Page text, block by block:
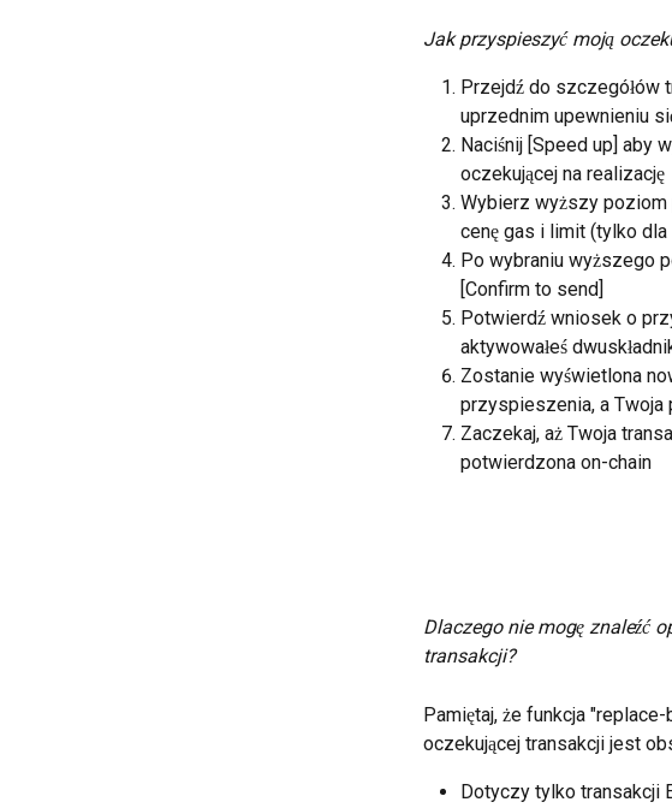
Jak przyspieszyć moją
Przejdź do szczegółów
uprzednim upewnieniu
Naciśnij [Speed up] aby
oczekującej na realizację
Wybierz wyższy poziom
cenę gas i limit (tylko
Po wybraniu wyższego
[Confirm to send]
Potwierdź wniosek o
aktywowałeś
Zostanie wyświetlona
przyspieszenia, a Twoja
Zaczekaj, aż Twoja
potwierdzona on-chain
Dlaczego nie mogę znaleźć
transakcji?
Pamiętaj, że funkcja
oczekującej transakcji jest
Dotyczy tylko transakcji